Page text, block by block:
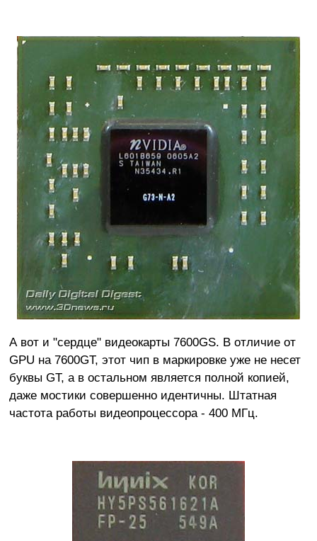
А вот и "сердце" видеокарты 7600GS. В отличие от
GPU на 7600GT, этот чип в маркировке уже не несет
буквы GT, а в остальном является полной копией,
даже мостики совершенно идентичны. Штатная
частота работы видеопроцессора - 400 МГц.